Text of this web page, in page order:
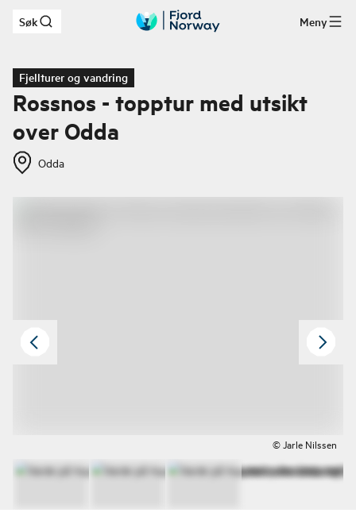
Hopp til hovedinnhold
Søk Meny
Fjellturer og vandring
Rossnos - topptur med utsikt
over Odda
Odda
© Jarle Nilssen